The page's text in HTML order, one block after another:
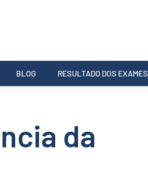
BLOG RESULTADO DOS EXAMES
da